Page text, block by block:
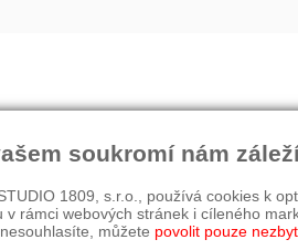
soukromí nám
1809, s.r.o., používá cookies k
v rámci webových stránek i cíleného
můžete povolit pouze